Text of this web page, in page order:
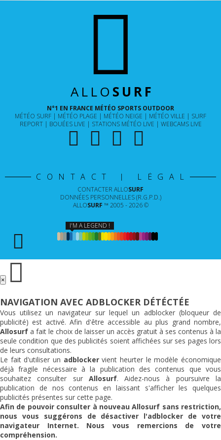
ALLO SURF
N°1 EN FRANCE MÉTÉO SPORTS OUTDOOR
MÉTÉO SURF
MÉTÉO PLAGE MÉTÉO NEIGE MÉTÉO VILLE
SURF
REPORT
BOUÉES LIVE STATIONS MÉTÉO LIVE WEBCAMS LIVE
CONTACT | LÉGAL
CONTACTER ALLOSURF
DONNÉES PERSONNELLES (R.G.P.D.)
ALLOSURF ™ 2005 - 2026 ©
I'M A LEGEND !
×
NAVIGATION AVEC ADBLOCKER DÉTÉCTÉE
Vous utilisez un navigateur sur lequel un adblocker (bloqueur de
publicité) est activé. Afin d'être accessible au plus grand nombre,
Allosurf a fait le choix de laisser un accès gratuit à ses contenus à la
seule condition que des publicités soient affichées sur ses pages lors
de leurs consultations.
Le fait d'utiliser un adblockervient heurter le modèle économique
déjà fragile nécessaire à la publication des contenus que vous
souhaitez consulter sur Allosurf. Aidez-nous à poursuivre la
publication de nos contenus en laissant s'afficher les quelques
publicités présentes sur cette page.
Afin de pouvoir consulter à nouveauAllosurf sans restriction,
nous vous suggérons de désactiver l'adblocker de votre
navigateur Internet. Nous vous remercions de votre
compréhension.